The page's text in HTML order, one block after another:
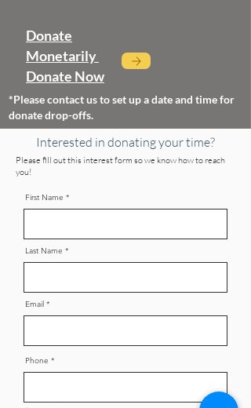
Donate
Monetarily ​
​Donate ​Now
*Please contact us to set up a date and time for
donate drop-offs.
Interested in donating your time?
Please fill out this interest form so we know how to reach
you!
First Name
Last Name
Email
Phone